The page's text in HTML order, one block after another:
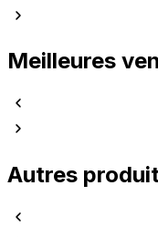
Meilleures
Autres